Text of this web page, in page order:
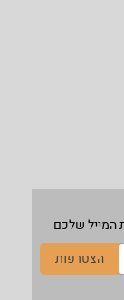
המייל שלכם
הצטרפות